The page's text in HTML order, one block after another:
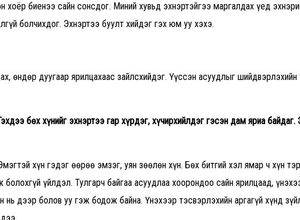
хоёр биенээ сайн сонсдог. Миний хувьд эхнэртэйгээ маргалдах үед
болчихдог. Эхнэртээ буулт хийдэг гэх юм уу хэхэ.
өндөр дуугаар ярилцахаас зайлсхийдэг. Үүссэн асуудлыг шийдвэрлэхийн
бөх хүнийг эхнэртээ гар хүрдэг, хүчирхийлдэг гэсэн дам яриа байдаг.
хүн гэдэг өөрөө эмзэг, уян зөөлөн хүн. Бөх битгий хэл ямар ч хүн
болохгүй үйлдэл. Тулгарч байгаа асуудлаа хоорондоо сайн ярилцаад,
дээр болов уу гэж бодож байна. Үнэхээр тэсвэрлэхийн аргагүй хүнд